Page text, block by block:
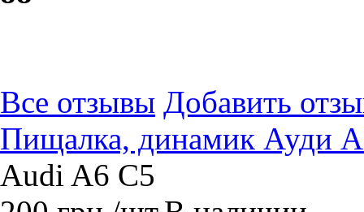
Все отзывы Добавить
Пищалка, динамик Ауди
Audi A6 C5